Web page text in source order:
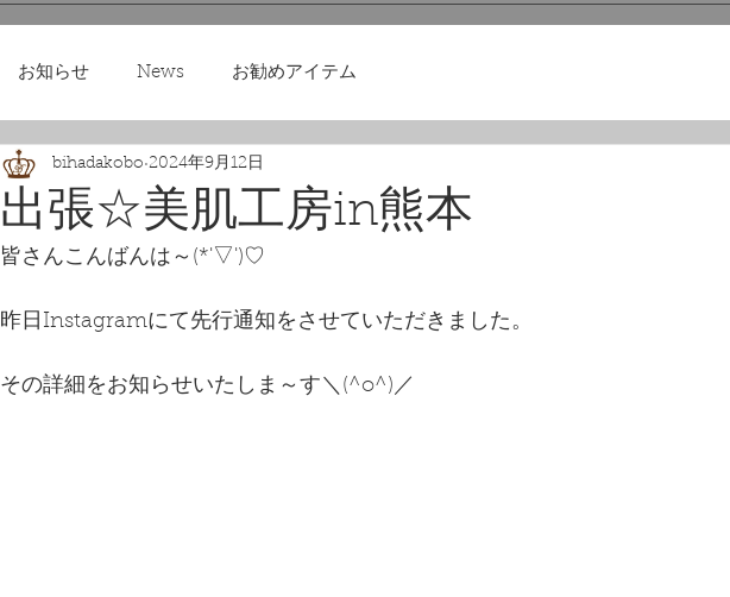
お知らせ News お勧めアイテム
出張☆美肌工房in熊本
bihadakobo 2024年9月12日
皆さんこんばんは～(*'▽')♡
昨日Instagramにて先行通知をさせていただきました。
その詳細をお知らせいたしま～す＼(^o^)／